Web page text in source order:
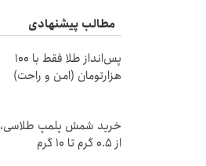
مطالب پیشنهادی
پس‌انداز طلا فقط با ۱۰۰
هزارتومان (امن و راحت)
خرید شمش پلمپ طلاسی،
از ۰.۵ گرم تا ۱۰ گرم